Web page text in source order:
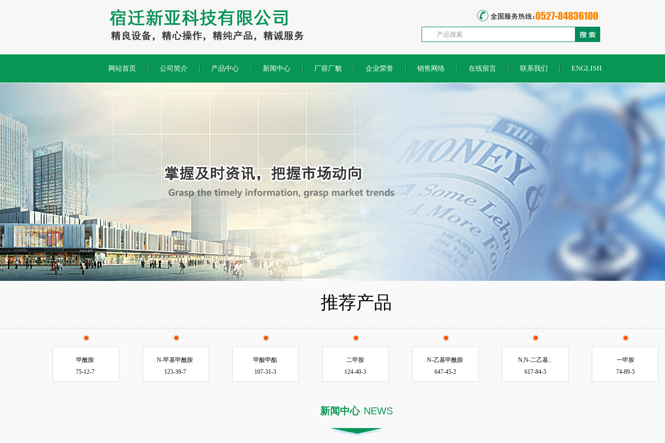
网站首页 公司简介 产品中心 新闻中心 厂容厂貌 企业荣誉 销售网络 在线留言 联系我们 ENGLISH
推荐产品
甲酰胺
75-12-7
N-甲基甲酰胺
123-39-7
甲酸甲酯
107-31-3
二甲胺
124-40-3
N-乙基甲酰胺
647-45-2
N,N-二乙基...
617-84-5
一甲胺
74-89-5
新闻中心 NEWS